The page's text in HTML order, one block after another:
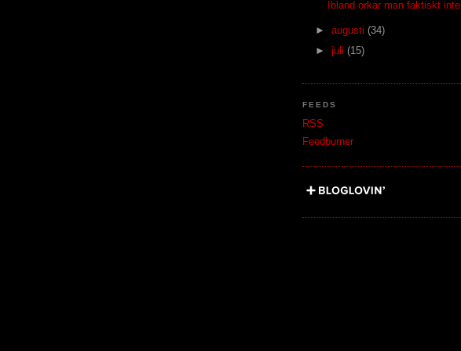
Ibland orkar man faktiskt inte
► augusti (34)
► juli (15)
FEEDS
RSS
Feedburner